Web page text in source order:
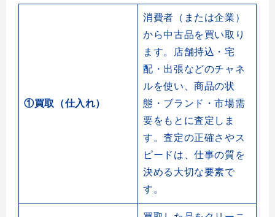
①買取（仕入れ）
消費者（または企業）
から中古品を買い取り
ます。店舗持込・宅
配・出張などのチャネ
ルを使い、商品の状
態・ブランド・市場需
要をもとに査定しま
す。査定の正確さやス
ピードは、仕事の質を
決める大切な要素で
す。